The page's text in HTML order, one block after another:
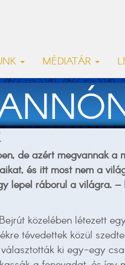
MÉDIATÁR
de azért megvannak a
és itt most nem a
lepel ráborul a világra.
közelében létezett
tévedettek közül
ki egy-egy